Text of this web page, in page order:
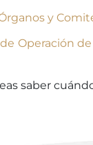
y
Operación
saber